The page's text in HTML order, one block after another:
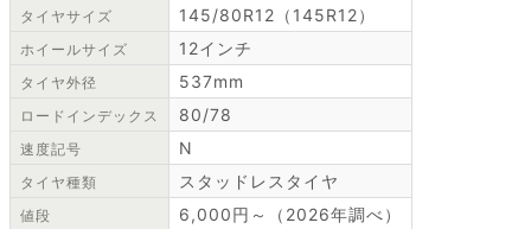
タイヤサイズ 145/80R12（145R12）
ホイールサイズ 12インチ
タイヤ外径 537mm
ロードインデックス 80/78
速度記号 N
タイヤ種類 スタッドレスタイヤ
値段 6,000円～（2026年調べ）